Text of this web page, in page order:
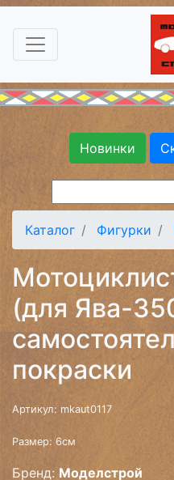
Новинки
Каталог Фигурки
(для Ява-
покраски
Артикул: mkaut0117
Размер: 6см
Бренд: Моделстрой